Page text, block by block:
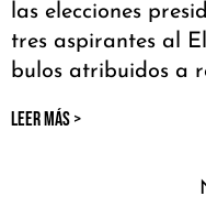
las elecciones
tres aspirantes al
bulos atribuidos a
LEER MÁS >